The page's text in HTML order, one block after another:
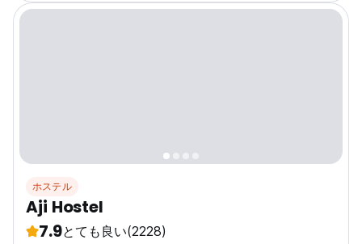
ホステル
Aji Hostel
7.9とても良い(2228)